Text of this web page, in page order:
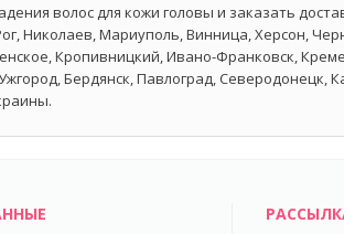
волос для кожи головы и заказать
Николаев, Мариуполь, Винница, Херсон,
Кропивницкий, Ивано-Франковск,
Бердянск, Павлоград, Северодонецк,